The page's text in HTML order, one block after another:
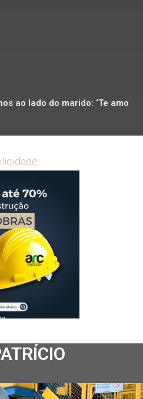
ao lado do marido: ‘Te amo